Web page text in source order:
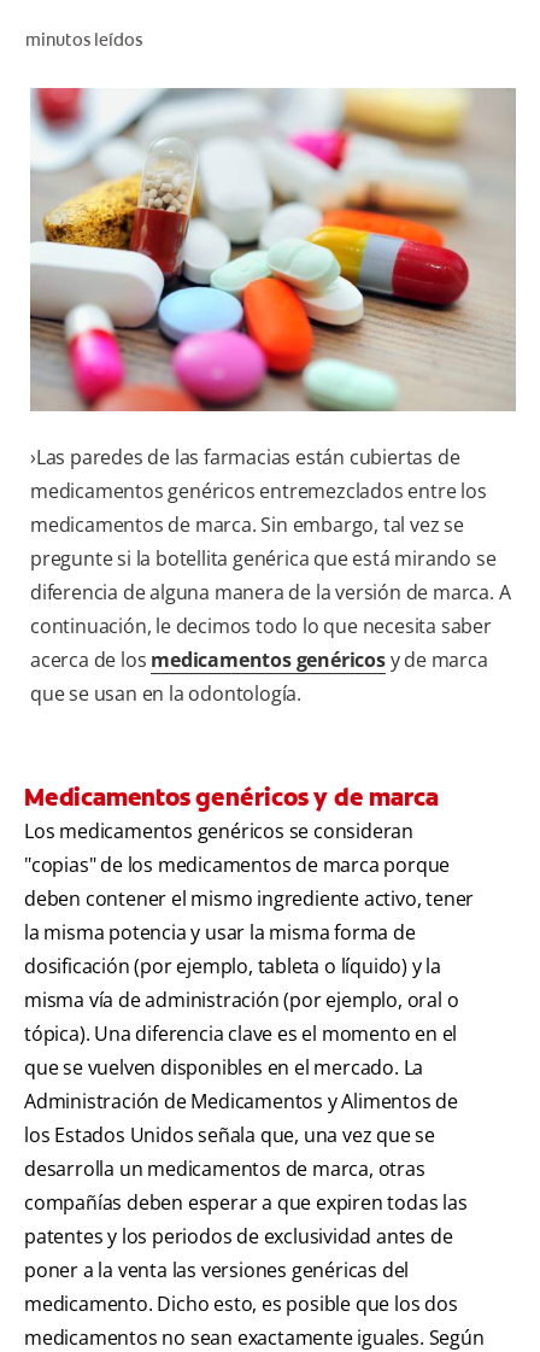
PROMOCIONES
PA (ES)
SUSCRÍBASE
minutos leídos
›Las paredes de las farmacias están cubiertas de
medicamentos genéricos entremezclados entre los
medicamentos de marca. Sin embargo, tal vez se
pregunte si la botellita genérica que está mirando se
diferencia de alguna manera de la versión de marca. A
continuación, le decimos todo lo que necesita saber
acerca de los medicamentos genéricosy de marca
que se usan en la odontología.
Medicamentos genéricos y de marca
Los medicamentos genéricos se consideran
"copias" de los medicamentos de marca porque
deben contener el mismo ingrediente activo, tener
la misma potencia y usar la misma forma de
dosificación (por ejemplo, tableta o líquido) y la
misma vía de administración (por ejemplo, oral o
tópica). Una diferencia clave es el momento en el
que se vuelven disponibles en el mercado. La
Administración de Medicamentos y Alimentos de
los Estados Unidos señala que, una vez que se
desarrolla un medicamentos de marca, otras
compañías deben esperar a que expiren todas las
patentes y los periodos de exclusividad antes de
poner a la venta las versiones genéricas del
medicamento. Dicho esto, es posible que los dos
medicamentos no sean exactamente iguales. Según